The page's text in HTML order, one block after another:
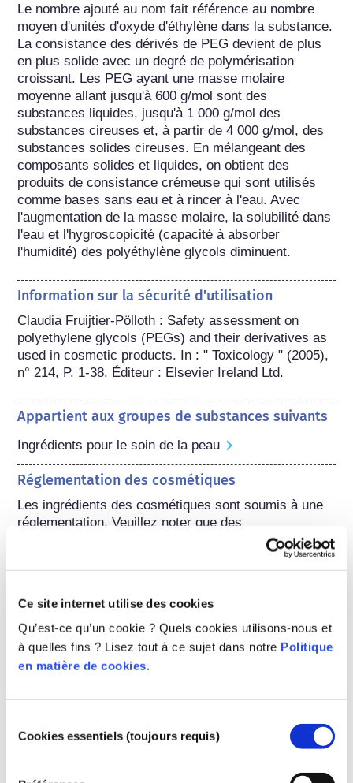
Ce site internet utilise des cookies
Qu’est-ce qu’un cookie ? Quels cookies utilisons-nous et
à quelles fins ? Lisez tout à ce sujet dans notre Politique
en matière de cookies.
duCookies essentiels (toujours requis)
Le nombre ajouté au nom fait référence au nombre
moyen d'unités d'oxyde d'éthylène dans la substance.
La consistance des dérivés de PEG devient de plus
en plus solide avec un degré de polymérisation
croissant. Les PEG ayant une masse molaire
moyenne allant jusqu'à 600 g/mol sont des
substances liquides, jusqu'à 1 000 g/mol des
substances cireuses et, à partir de 4 000 g/mol, des
substances solides cireuses. En mélangeant des
composants solides et liquides, on obtient des
produits de consistance crémeuse qui sont utilisés
comme bases sans eau et à rincer à l'eau. Avec
l'augmentation de la masse molaire, la solubilité dans
l'eau et l'hygroscopicité (capacité à absorber
l'humidité) des polyéthylène glycols diminuent.
Information sur la sécurité d'utilisation
Claudia Fruijtier-Pölloth : Safety assessment on
polyethylene glycols (PEGs) and their derivatives as
used in cosmetic products. In : " Toxicology " (2005),
n° 214, P. 1-38. Éditeur : Elsevier Ireland Ltd.
Appartient aux groupes de substances suivants
Ingrédients pour le soin de la peau
Réglementation des cosmétiques
Les ingrédients des cosmétiques sont soumis à une
réglementation. Veuillez noter que des
réglementations différentes peuvent s'appliquer aux
ingrédients cosmétiques en dehors de l'UE.
Comprendre vos
produits cosmétiques
est-elle garantie en Europe ?